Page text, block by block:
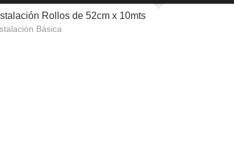
Rollos de 52cm x 10mts
Básica